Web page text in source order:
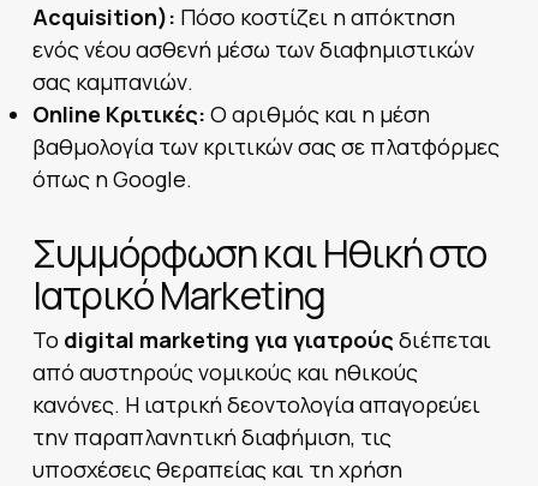
Acquisition): Πόσο κοστίζει η απόκτηση
ενός νέου ασθενή μέσω των διαφημιστικών
σας καμπανιών.
Online Κριτικές: Ο αριθμός και η μέση
βαθμολογία των κριτικών σας σε πλατφόρμες
όπως η Google.
Συμμόρφωση και Ηθική στο
Ιατρικό Marketing
Το digital marketing για γιατρούς διέπεται
από αυστηρούς νομικούς και ηθικούς
κανόνες. Η ιατρική δεοντολογία απαγορεύει
την παραπλανητική διαφήμιση, τις
υποσχέσεις θεραπείας και τη χρήση